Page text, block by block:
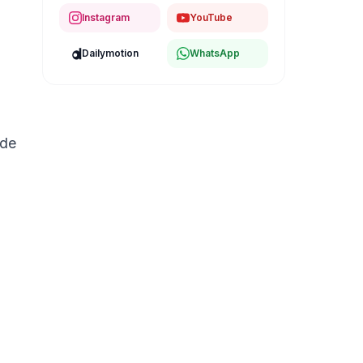
Instagram YouTube
Dailymotion WhatsApp